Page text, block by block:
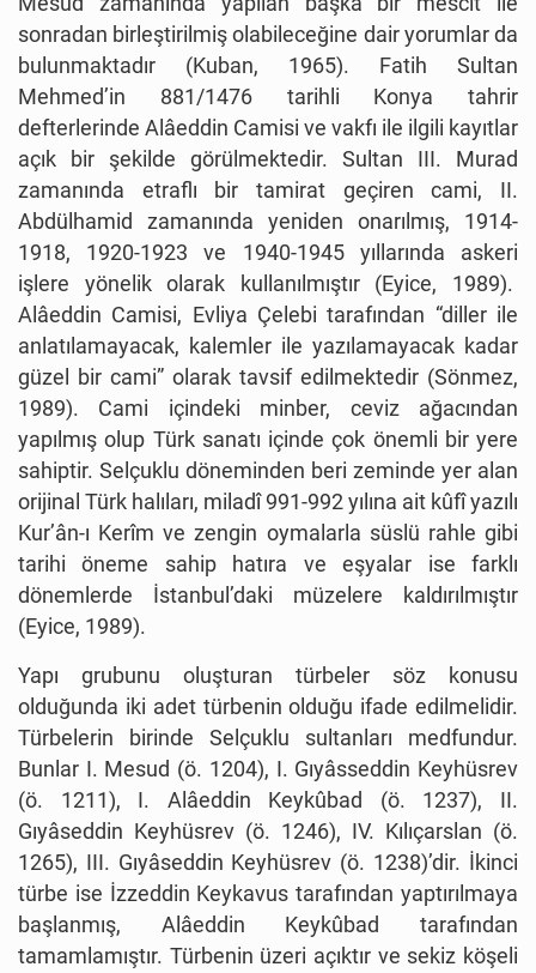
sonradan birleştirilmiş olabileceğine dair yorumlar da
bulunmaktadır (Kuban, 1965). Fatih Sultan
Mehmed’in 881/1476 tarihli Konya tahrir
defterlerinde Alâeddin Camisi ve vakfı ile ilgili kayıtlar
açık bir şekilde görülmektedir. Sultan III. Murad
zamanında etraflı bir tamirat geçiren cami, II.
Abdülhamid zamanında yeniden onarılmış, 1914-
1918, 1920-1923 ve 1940-1945 yıllarında askeri
işlere yönelik olarak kullanılmıştır (Eyice, 1989).
Alâeddin Camisi, Evliya Çelebi tarafından “diller ile
anlatılamayacak, kalemler ile yazılamayacak kadar
güzel bir cami” olarak tavsif edilmektedir (Sönmez,
1989). Cami içindeki minber, ceviz ağacından
yapılmış olup Türk sanatı içinde çok önemli bir yere
sahiptir. Selçuklu döneminden beri zeminde yer alan
orijinal Türk halıları, miladî 991-992 yılına ait kûfî yazılı
Kur’ân-ı Kerîm ve zengin oymalarla süslü rahle gibi
tarihi öneme sahip hatıra ve eşyalar ise farklı
dönemlerde İstanbul’daki müzelere kaldırılmıştır
(Eyice, 1989).
Yapı grubunu oluşturan türbeler söz konusu
olduğunda iki adet türbenin olduğu ifade edilmelidir.
Türbelerin birinde Selçuklu sultanları medfundur.
Bunlar I. Mesud (ö. 1204), I. Gıyâsseddin Keyhüsrev
(ö. 1211), I. Alâeddin Keykûbad (ö. 1237), II.
Gıyâseddin Keyhüsrev (ö. 1246), IV. Kılıçarslan (ö.
1265), III. Gıyâseddin Keyhüsrev (ö. 1238)’dir. İkinci
türbe ise İzzeddin Keykavus tarafından yaptırılmaya
başlanmış, Alâeddin Keykûbad tarafından
tamamlamıştır. Türbenin üzeri açıktır ve sekiz köşeli